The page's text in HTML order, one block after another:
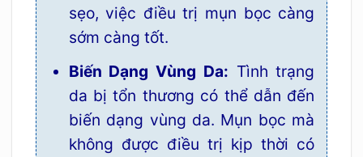
sẹo, việc điều trị mụn bọc càng
sớm càng tốt.
Biến Dạng Vùng Da: Tình trạng
da bị tổn thương có thể dẫn đến
biến dạng vùng da. Mụn bọc mà
không được điều trị kịp thời có